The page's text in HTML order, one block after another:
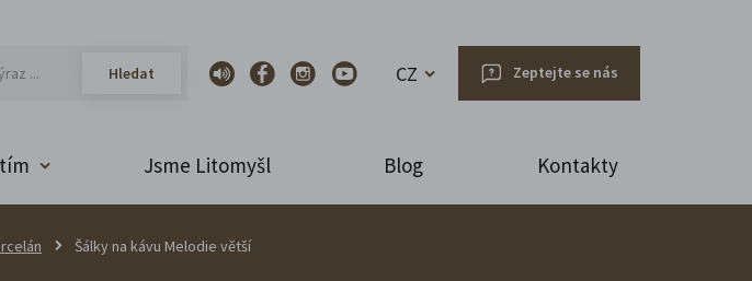
CZ Zeptejte se nás
Jsme Litomyšl Blog Kontakty
Šálky na kávu Melodie větší